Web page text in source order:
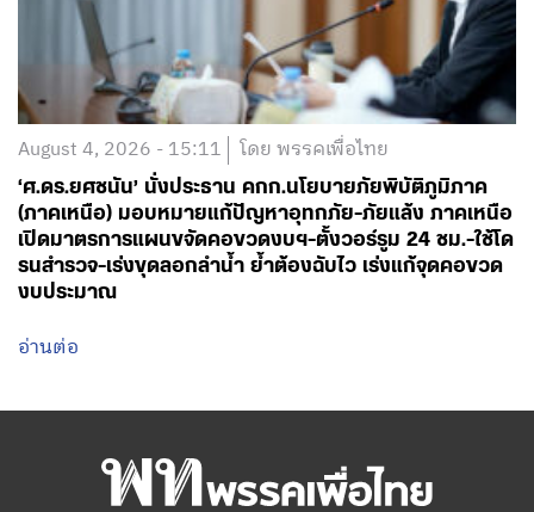
August 4, 2026 - 15:11 โดย พรรคเพื่อไทย
‘ศ.ดร.ยศชนัน’ นั่งประธาน คกก.นโยบายภัยพิบัติภูมิภาค
(ภาคเหนือ) มอบหมายแก้ปัญหาอุทกภัย-ภัยแล้ง ภาคเหนือ
เปิดมาตรการแผนขจัดคอขวดงบฯ-ตั้งวอร์รูม 24 ชม.-ใช้โด
รนสำรวจ-เร่งขุดลอกลำน้ำ ย้ำต้องฉับไว เร่งแก้จุดคอขวด
งบประมาณ
อ่านต่อ